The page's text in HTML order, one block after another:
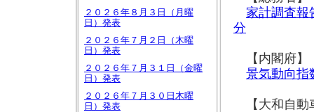
２０２６年８月３日（月曜
日）発表
２０２６年７月２日（木曜
日）発表
２０２６年７月３１日（金曜
日）発表
２０２６年７月３０日木曜
日）発表
家計調査報
分
【内閣府】
景気動向指
【大和自動